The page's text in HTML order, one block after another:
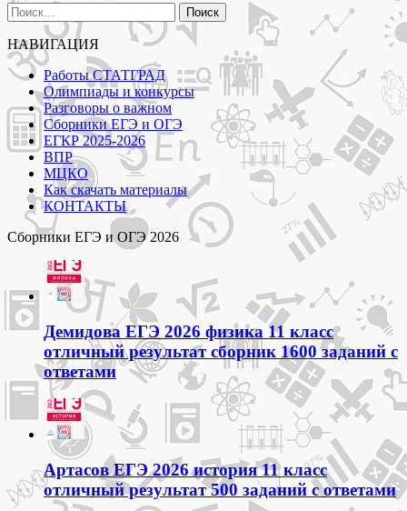
Найти:
НАВИГАЦИЯ
Работы СТАТГРАД
Олимпиады и конкурсы
Разговоры о важном
Сборники ЕГЭ и ОГЭ
ЕГКР 2025-2026
ВПР
МЦКО
Как скачать материалы
КОНТАКТЫ
Сборники ЕГЭ и ОГЭ 2026
Демидова ЕГЭ 2026 физика 11 класс
отличный результат сборник 1600 заданий с
ответами
Артасов ЕГЭ 2026 история 11 класс
отличный результат 500 заданий с ответами